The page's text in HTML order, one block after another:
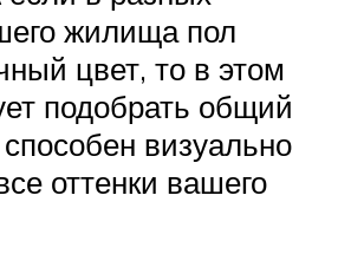
жилища пол
цвет, то в этом
подобрать общий
визуально
оттенки вашего